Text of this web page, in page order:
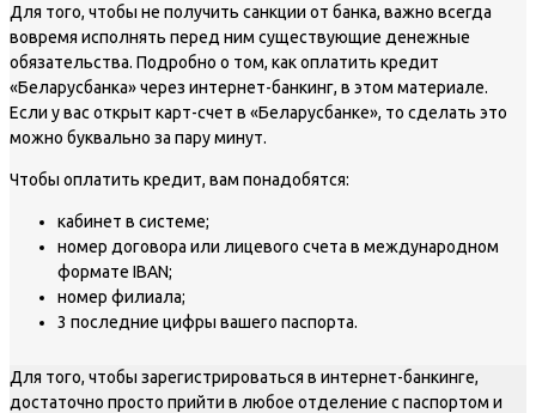
Для того, чтобы не получить санкции от банка, важно всегда
вовремя исполнять перед ним существующие денежные
обязательства. Подробно о том, как оплатить кредит
«Беларусбанка» через интернет-банкинг, в этом материале.
Если у вас открыт карт-счет в «Беларусбанке», то сделать это
можно буквально за пару минут.
Чтобы оплатить кредит, вам понадобятся:
кабинет в системе;
номер договора или лицевого счета в международном
формате IBAN;
номер филиала;
3 последние цифры вашего паспорта.
Для того, чтобы зарегистрироваться в интернет-банкинге,
достаточно просто прийти в любое отделение с паспортом и